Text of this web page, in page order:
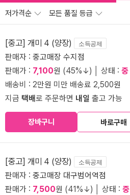
저가격순 모든 품질 등급
[중고] 개미 4 (양장) 소득공제
판매자 : 중고매장 수지점
판매가 : 7,100원 (45%↓) │ 상태 : 중
배송비 : 2만원 미만 배송료 2,500원
지금 택배로 주문하면 내일 출고 가능
장바구니 바로구매
[중고] 개미 4 (양장) 소득공제
판매자 : 중고매장 대구범어역점
판매가 : 7,500원 (41%↓) │ 상태 : 중